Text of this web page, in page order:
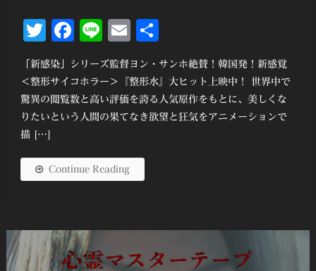
Twitter
Facebook
LineEmail
「新感染」シリーズ監督ヨン・サンホ絶賛！韓国発！新感覚
＜整形サイコホラー＞『整形水』大ヒット上映中！ 世界中で
驚異の閲覧数と高い評価を誇る人気原作をもとに、美しくな
りたいという人間の果てなき欲望と狂気をアニメーションで
描 […]
Continue Reading